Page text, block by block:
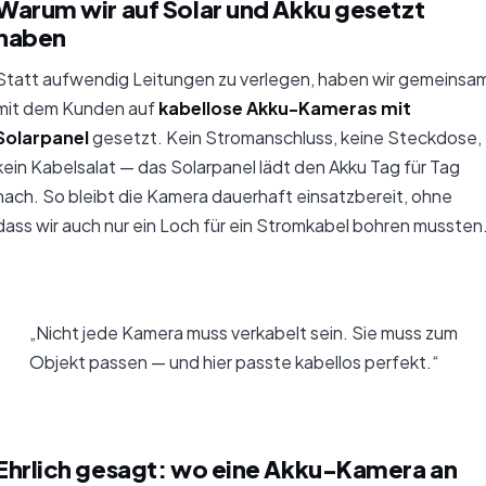
wir auf Solar und Akku gesetzt
aufwendig Leitungen zu verlegen, haben wir
dem Kunden aufkabellose Akku-Kameras mit
gesetzt. Kein Stromanschluss, keine Steckdose,
Kabelsalat — das Solarpanel lädt den Akku Tag für Tag
So bleibt die Kamera dauerhaft einsatzbereit, ohne
wir auch nur ein Loch für ein Stromkabel bohren
„Nicht jede Kamera muss verkabelt sein. Sie muss zum
Objekt passen — und hier passte kabellos perfekt.“
gesagt: wo eine Akku-Kamera an